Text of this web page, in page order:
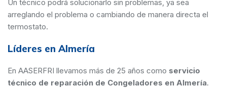
Un técnico podrá solucionarlo sin problemas, ya sea
arreglando el problema o cambiando de manera directa el
termostato.
Líderes en Almería
En AASERFRI llevamos más de 25 años como servicio
técnico de reparación de Congeladores en Almería.